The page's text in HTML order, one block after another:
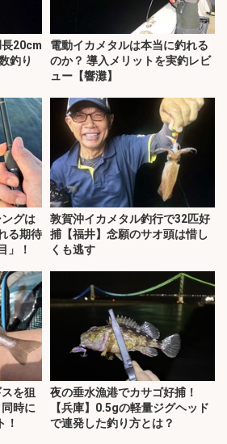
20cm
釣り
電動イカメタルは本当に釣れる
のか？ 導入メリットを実釣レビ
ュー【響灘】
グは
る期待
」！
敦賀沖イカメタル釣行で32匹好
捕【福井】念願のサオ頭は惜し
くも逃す
を狙
時に
！
夜の垂水漁港でカサゴ好捕！
【兵庫】0.5gの軽量ジグヘッド
で連発した釣り方とは？